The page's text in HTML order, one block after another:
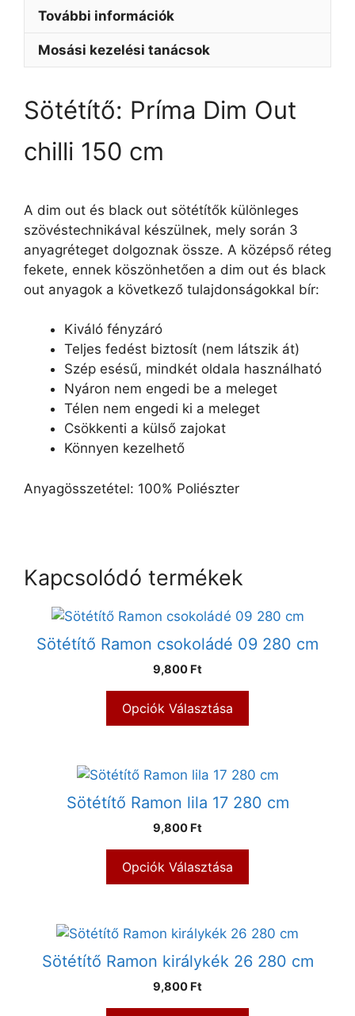
További információk
Mosási kezelési tanácsok
Sötétítő: Príma Dim Out
chilli 150 cm
A dim out és black out sötétítők különleges
szövéstechnikával készülnek, mely során 3
anyagréteget dolgoznak össze. A középső réteg
fekete, ennek köszönhetően a dim out és black
out anyagok a következő tulajdonságokkal bír:
Kiváló fényzáró
Teljes fedést biztosít (nem látszik át)
Szép esésű, mindkét oldala használható
Nyáron nem engedi be a meleget
Télen nem engedi ki a meleget
Csökkenti a külső zajokat
Könnyen kezelhető
Anyagösszetétel: 100% Poliészter
Kapcsolódó termékek
Sötétítő Ramon csokoládé 09 280 cm
9,800 Ft
Opciók Választása
Sötétítő Ramon lila 17 280 cm
9,800 Ft
Opciók Választása
Sötétítő Ramon királykék 26 280 cm
9,800 Ft